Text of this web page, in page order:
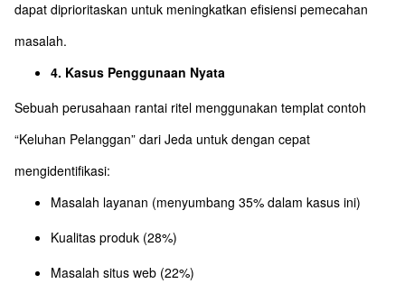
dapat diprioritaskan untuk meningkatkan efisiensi pemecahan
masalah.
4. Kasus Penggunaan Nyata
Sebuah perusahaan rantai ritel menggunakan templat contoh
“Keluhan Pelanggan” dari Jeda untuk dengan cepat
mengidentifikasi:
Masalah layanan (menyumbang 35% dalam kasus ini)
Kualitas produk (28%)
Masalah situs web (22%)